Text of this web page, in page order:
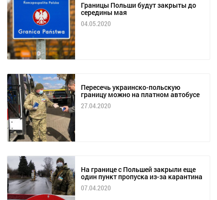
Границы Польши будут закрыты до
середины мая
04.05.2020
Пересечь украинско-польскую
границу можно на платном автобусе
27.04.2020
На границе с Польшей закрыли еще
один пункт пропуска из-за карантина
07.04.2020